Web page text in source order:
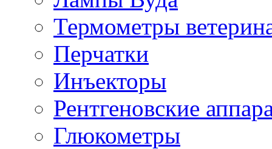
Термометры
Перчатки
Инъекторы
Рентгеновские
Глюкометры